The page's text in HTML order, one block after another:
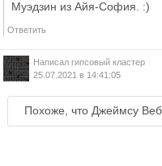
Муэдзин из Айя-София. :)
Ответить
Написал гипсовый кластер
25.07.2021 в 14:41:05
Похоже, что Джеймсу